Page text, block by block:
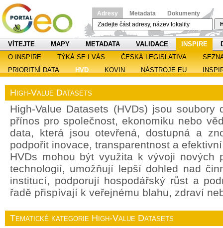
Adresy Metadata Dokumenty
VÍTEJTE MAPY METADATA VALIDACE INSPIRE
O INSPIRE
TÝKÁ SE I VÁS ČESKÁ LEGISLATIVA
PRIORITNÍ DATA
HVD KOVIN NÁSTROJE EU
High-Value Datasets
High-Value Datasets (HVDs) jsou
přínos pro společnost, ekonomiku nebo
data, která jsou otevřená, dostupná a
podpořit inovace, transparentnost a
HVDs mohou být využita k vývoji nových
technologií, umožňují lepší dohled nad
institucí, podporují hospodářský růst a
řadě přispívají k veřejnému blahu, zdraví
Tematické kategorie High-Value Datasets